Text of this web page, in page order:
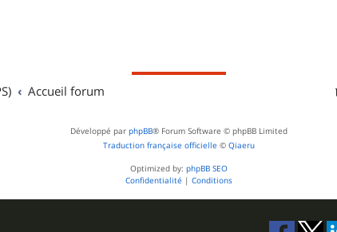
Accueil forum
Développé par phpBB® Forum Software © phpBB Limited
Traduction française officielle © Qiaeru
Optimized by: phpBB SEO
Confidentialité | Conditions